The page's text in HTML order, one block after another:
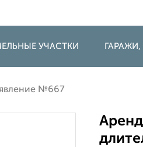
УЧАСТКИ
№667